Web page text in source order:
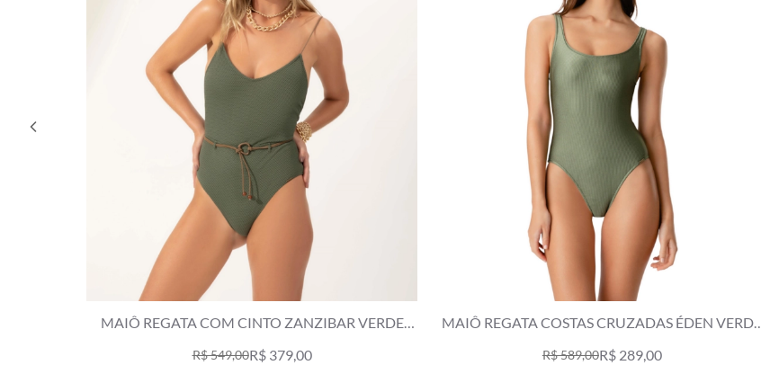
MAIÔ REGATA COM CINTO ZANZIBAR VERDE
R$ 549,00R$ 379,00
MAIÔ REGATA COSTAS CRUZADAS ÉDEN VERDE
R$ 589,00R$ 289,00